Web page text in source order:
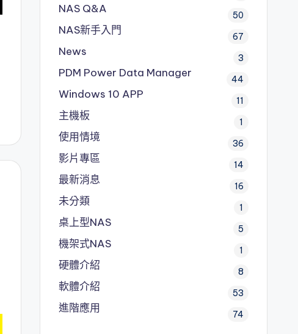
NAS Q&A 50
NAS新手入門 67
News 3
PDM Power Data Manager 44
Windows 10 APP 11
主機板 1
使用情境 36
影片專區 14
最新消息 16
未分類 1
桌上型NAS 5
機架式NAS 1
硬體介紹 8
軟體介紹 53
進階應用 74